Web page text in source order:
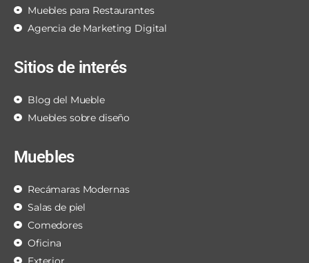
Muebles para Restaurantes
Agencia de Marketing Digital
Sitios de interés
Blog del Mueble
Muebles sobre diseño
Muebles
Recámaras Modernas
Salas de piel
Comedores
Oficina